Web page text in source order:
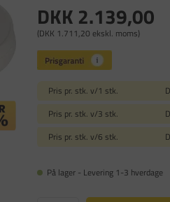
DKK 2.139,00
(DKK 1.711,20 ekskl. moms)
Pris pr. stk. v/1 stk.
Pris pr. stk. v/3 stk.
Pris pr. stk. v/6 stk.
På lager - Levering 1-3 hverdage